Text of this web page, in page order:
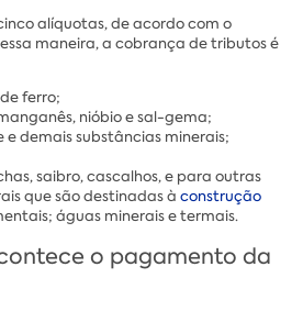
alíquotas, de acordo com o
maneira, a cobrança de tributos é
ferro;
nióbio e sal-gema;
demais substâncias minerais;
saibro, cascalhos, e para outras
que são destinadas à construção
águas minerais e termais.
o pagamento da